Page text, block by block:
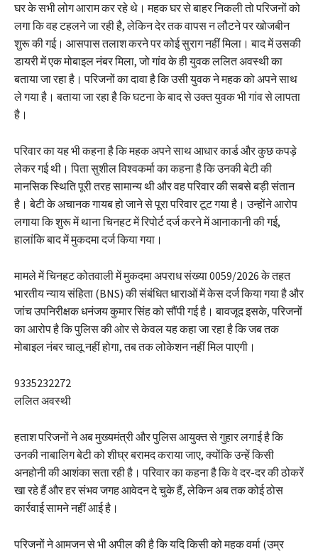
घर के सभी लोग आराम कर रहे थे। महक घर से बाहर निकली तो परिजनों को
लगा कि वह टहलने जा रही है, लेकिन देर तक वापस न लौटने पर खोजबीन
शुरू की गई। आसपास तलाश करने पर कोई सुराग नहीं मिला। बाद में उसकी
डायरी में एक मोबाइल नंबर मिला, जो गांव के ही युवक ललित अवस्थी का
बताया जा रहा है। परिजनों का दावा है कि उसी युवक ने महक को अपने साथ
ले गया है। बताया जा रहा है कि घटना के बाद से उक्त युवक भी गांव से लापता
है।
परिवार का यह भी कहना है कि महक अपने साथ आधार कार्ड और कुछ कपड़े
लेकर गई थी। पिता सुशील विश्वकर्मा का कहना है कि उनकी बेटी की
मानसिक स्थिति पूरी तरह सामान्य थी और वह परिवार की सबसे बड़ी संतान
है। बेटी के अचानक गायब हो जाने से पूरा परिवार टूट गया है। उन्होंने आरोप
लगाया कि शुरू में थाना चिनहट में रिपोर्ट दर्ज करने में आनाकानी की गई,
हालांकि बाद में मुकदमा दर्ज किया गया।
मामले में चिनहट कोतवाली में मुकदमा अपराध संख्या 0059/2026 के तहत
भारतीय न्याय संहिता (BNS) की संबंधित धाराओं में केस दर्ज किया गया है और
जांच उपनिरीक्षक धनंजय कुमार सिंह को सौंपी गई है। बावजूद इसके, परिजनों
का आरोप है कि पुलिस की ओर से केवल यह कहा जा रहा है कि जब तक
मोबाइल नंबर चालू नहीं होगा, तब तक लोकेशन नहीं मिल पाएगी।
9335232272
ललित अवस्थी
हताश परिजनों ने अब मुख्यमंत्री और पुलिस आयुक्त से गुहार लगाई है कि
उनकी नाबालिग बेटी को शीघ्र बरामद कराया जाए, क्योंकि उन्हें किसी
अनहोनी की आशंका सता रही है। परिवार का कहना है कि वे दर-दर की ठोकरें
खा रहे हैं और हर संभव जगह आवेदन दे चुके हैं, लेकिन अब तक कोई ठोस
कार्रवाई सामने नहीं आई है।
परिजनों ने आमजन से भी अपील की है कि यदि किसी को महक वर्मा (उम्र